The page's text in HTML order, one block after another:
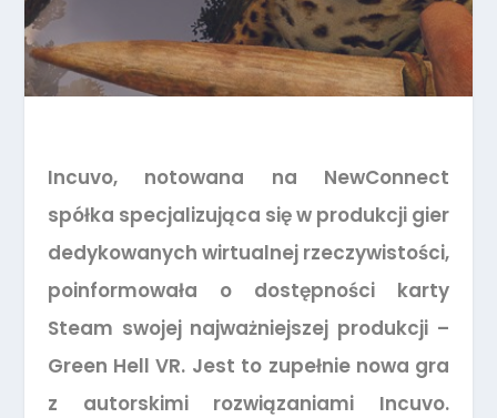
Incuvo, notowana na NewConnect
spółka specjalizująca się w produkcji gier
dedykowanych wirtualnej rzeczywistości,
poinformowała o dostępności karty
Steam swojej najważniejszej produkcji –
Green Hell VR. Jest to zupełnie nowa gra
z autorskimi rozwiązaniami Incuvo.